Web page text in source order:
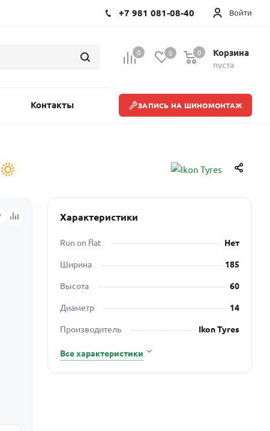
Войти
+7 981 081-08-40
0 0 Корзина
пуста
0
Контакты ЗАПИСЬ НА ШИНОМОНТАЖ
Характеристики
Run on flat
Нет
Ширина
185
Высота
60
Диаметр
14
Производитель
Ikon Tyres
Все характеристики